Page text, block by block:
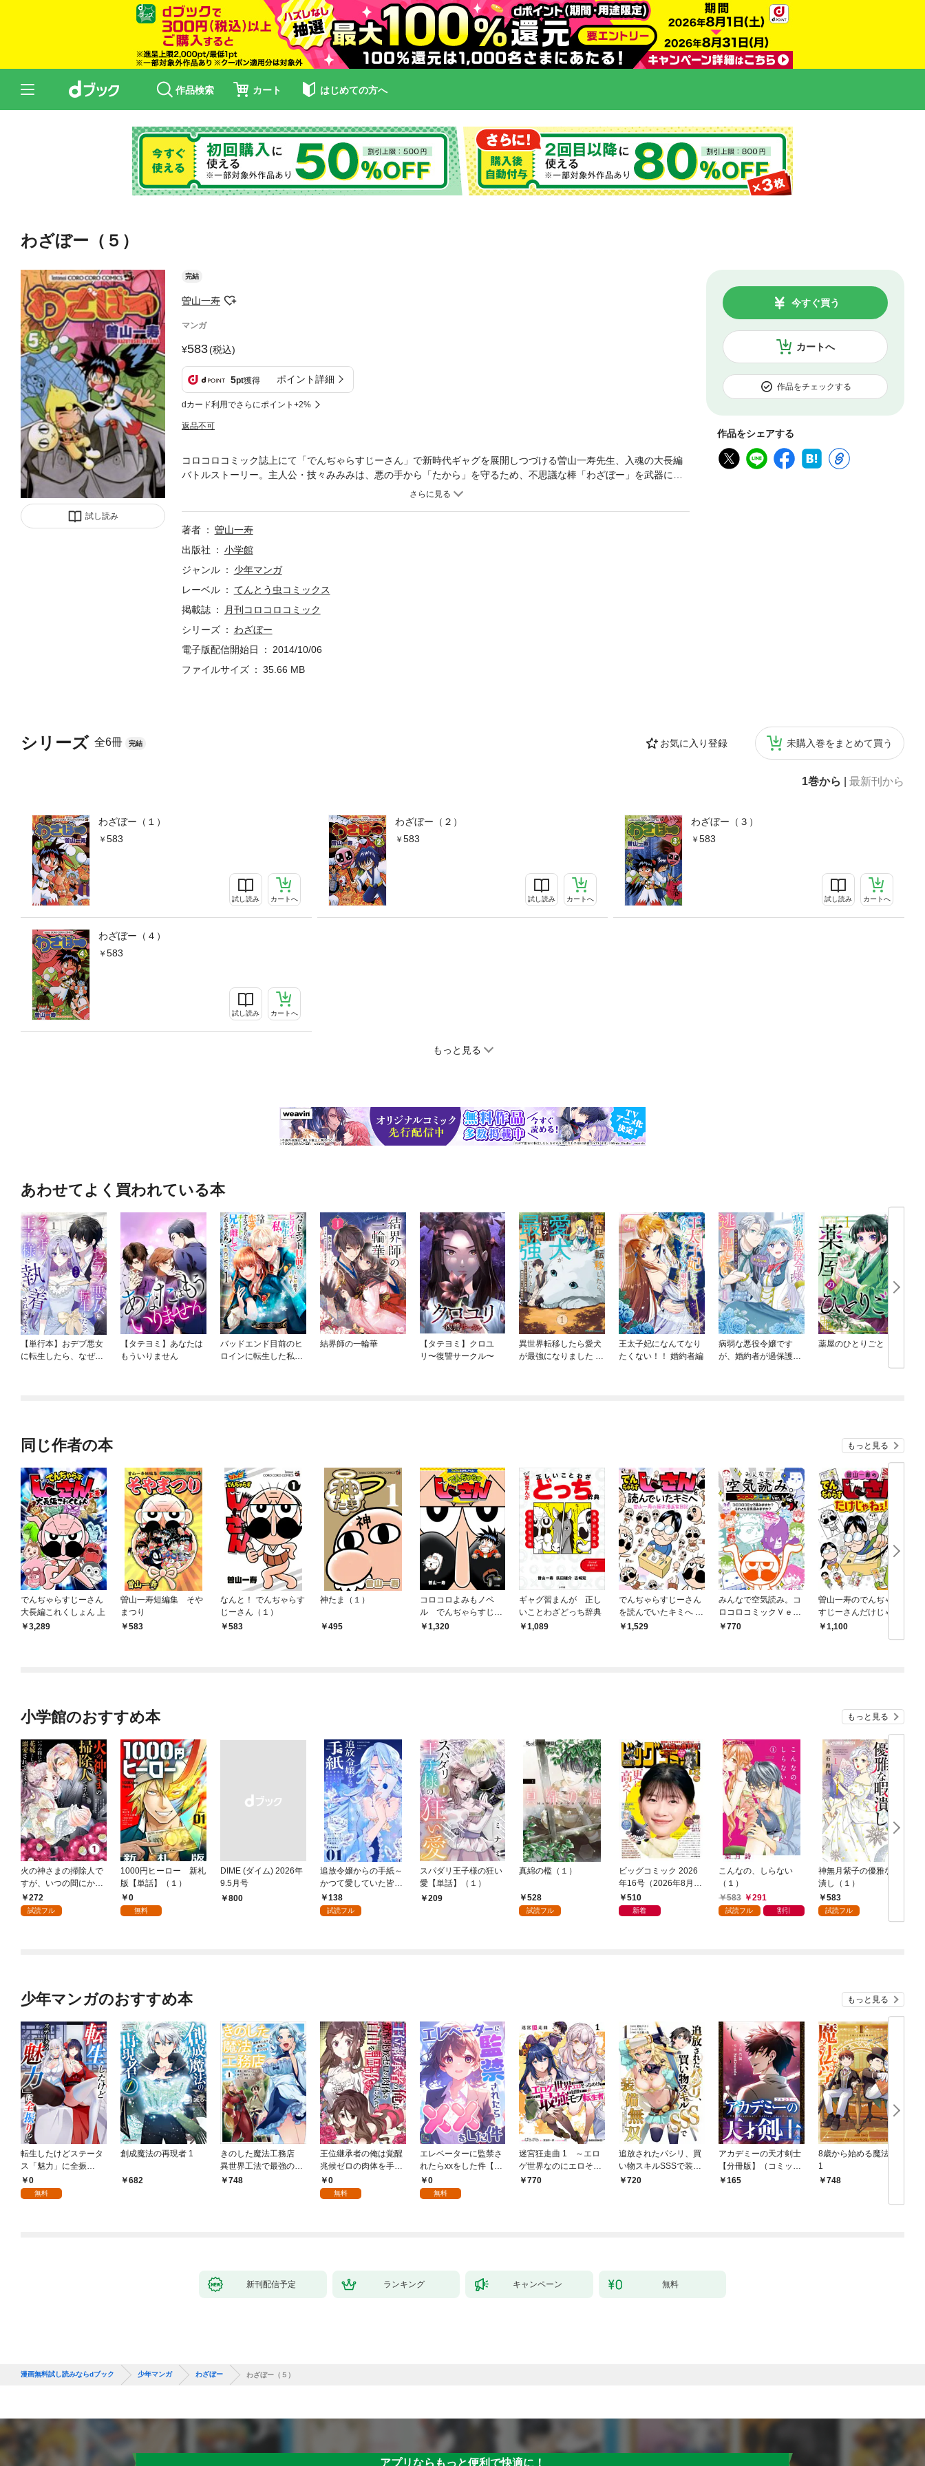
作品検索 カート はじめての方へ
わざぼー（５）
試し読み
完結
曽山一寿
マンガ
583(税込)
5pt獲得 ポイント詳細
dカード利用でさらにポイント+2%
返品不可
カートへ
今すぐ買う
作品をチェックする
作品をシェアする
シリーズ 全6冊 完結 お気に入り登録 未購入巻をまとめて買う
1巻から 最新刊から
わざぼー（１）
583
試し読み カートへ
わざぼー（２）
583
試し読み カートへ
わざぼー（３）
583
試し読み カートへ
わざぼー（４）
583
試し読み カートへ
もっと見る
コロコロコミック誌上にて「でんぢゃらすじーさん」で新時代ギャグを展開しつづける曽山一寿先生、入魂の大長編
バトルストーリー。主人公・技々みみみは、悪の手から「たから」を守るため、不思議な棒「わざぼー」を武器に戦
うことを使命とされている。次々と現れる刺客、そして敵か味方かさえわからない「わざぼー」使いたち…。彼らは
山ワールド全開の激闘編第5巻です！
著者
曽山一寿
出版社
小学館
ジャンル
少年マンガ
レーベル
てんとう虫コミックス
掲載誌
月刊コロコロコミック
シリーズ
わざぼー
電子版配信開始日
2014/10/06
ファイルサイズ
35.66 MB
あわせてよく買われている本
【単行本】おデブ悪女
に転生したら、なぜか
【タテヨミ】あなたは
もういりません
バッドエンド目前のヒ
ロインに転生した私、
結界師の一輪華
【タテヨミ】クロユ
リ〜復讐サークル〜
異世界転移したら愛犬
が最強になりました ～
王太子妃になんてなり
たくない！！ 婚約者編
病弱な悪役令嬢です
が、婚約者が過保護す
薬屋のひとりごと
同じ作者の本 もっと見る
でんぢゃらすじーさん
大長編これくしょん 上
3,289
曽山一寿短編集 そや
まつり
583
なんと！ でんぢゃらす
じーさん（１）
583
神たま（１）
495
コロコロよみもノベ
ル でんぢゃらすじー
さん1,320
ギャグ習まんが 正し
いことわざどっち辞典
1,089
でんぢゃらすじーさん
を読んでいたキミへ 曽
山一寿の極楽漫画家日
1,529
みんなで空気読み。コ
ロコロコミックＶｅ
ｒ．770
曽山一寿のでんぢゃら
すじーさんだけじゃね
ぇ！！
1,100
小学館のおすすめ本 もっと見る
火の神さまの掃除人で
すが、いつの間にか花
嫁として溺愛されてい
ます【単話】（１）
272
試読フル
1000円ヒーロー 新札
版【単話】（１）
0
無料
DIME (ダイム) 2026年
9.5月号
￥800
追放令嬢からの手紙～
かつて愛していた皆さ
まへ 私のことなどお忘
れですか？～【単話】
138
試読フル
スパダリ王子様の狂い
愛【単話】（１）
209
真綿の檻（１）
528
試読フル
ビッグコミック 2026
年16号（2026年8月7
日発売）
510
新着
こんなの、しらない
（１）
583
291
試読フル 割引
神無月紫子の優雅な暇
潰し（１）
583
試読フル
少年マンガのおすすめ本 もっと見る
転生したけどステータ
ス「魅力」に全振
り！？(1)
0
無料
創成魔法の再現者 1
682
きのした魔法工務店
異世界工法で最強の家
づくりを（コミック）
748
王位継承者の俺は覚醒
兆候ゼロの肉体を手に
入れて自由を謳歌す
る。1
0
無料
エレベーターに監禁さ
れたらxxをした件【全
年齢版】(1)
0
無料
迷宮狂走曲 1 ～エロ
ゲ世界なのにエロそっ
ちのけでひたすら最強
770
追放されたパシリ、買
い物スキルSSSで装備
無双 ～買ったモノを
720
アカデミーの天才剣士
【分冊版】（コミッ
ク） １話【フルカラ
165
8歳から始める魔法学
1
748
新刊配信予定 ランキング キャンペーン 無料
漫画無料試し読みならdブック 少年マンガ わざぼー わざぼー（５）
アプリならもっと便利で快適に！